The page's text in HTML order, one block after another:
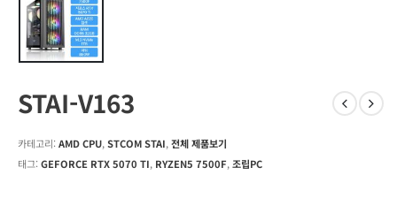
STAI-V163
카테고리:AMD CPU, STCOM STAI, 전체 제품보기
태그:GEFORCE RTX 5070 TI, RYZEN5 7500F,조립PC